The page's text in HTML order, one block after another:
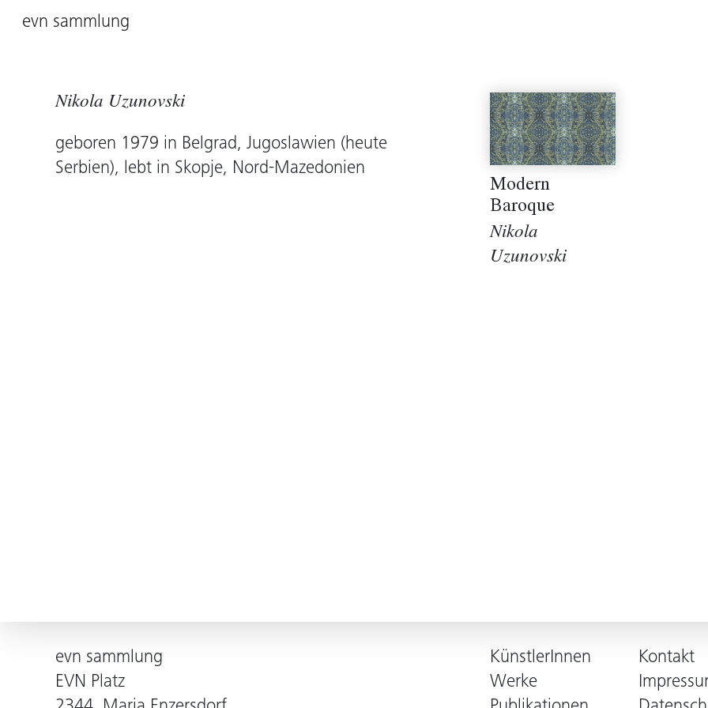
evn sammlung
Nikola Uzunovski
geboren 1979 in Belgrad, Jugoslawien (heute
Serbien), lebt in Skopje, Nord-Mazedonien
Modern
Baroque
Nikola
Uzunovski
evn sammlung
EVN Platz
KünstlerInnen
Werke
Kontakt